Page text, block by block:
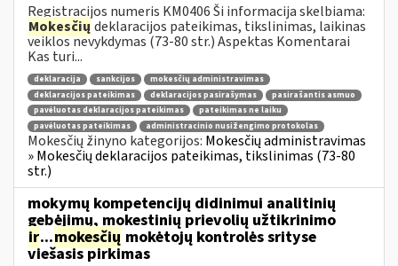
Registracijos numeris KM0406 Ši informacija skelbiama:
Mokesčių deklaracijos pateikimas, tikslinimas, laikinas
veiklos nevykdymas (73-80 str.) Aspektas Komentarai
Kas turi...
deklaracija sankcijos
mokesčių administravimas
deklaracijos pateikimas
deklaracijos pasirašymas
pasirašantis asmuo
pavėluotas deklaracijos pateikimas
pateikimas ne laiku
pavėluotas pateikimas
administracinio nusižengimo protokolas
Mokesčių žinyno kategorijos: Mokesčių administravimas
» Mokesčių deklaracijos pateikimas, tikslinimas (73-80
str.)
mokymų kompetencijų didinimui analitinių
gebėjimų, mokestinių prievolių užtikrinimo
ir...mokesčių mokėtojų kontrolės srityse
viešasis pirkimas